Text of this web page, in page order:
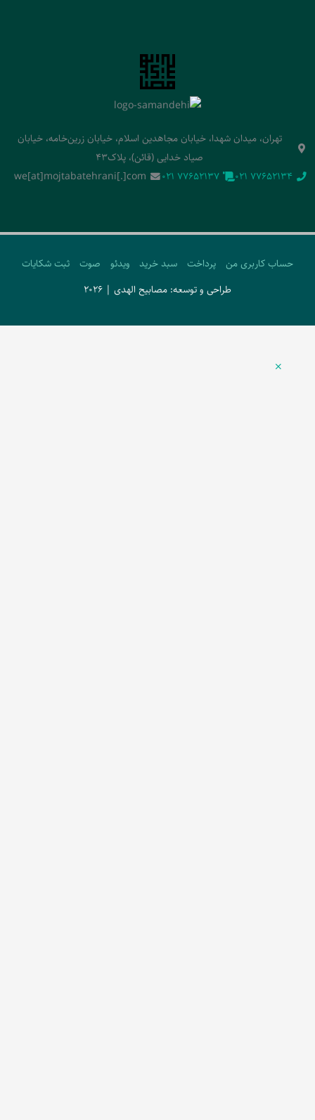
تهران، میدان شهدا، خیابان مجاهدین اسلام، خیابان زرین‌خامه، خیابان
صیاد خدایی (قائن)، پلاک43
‭021 77652134‬
‭021 77652137‬
we[at]mojtabatehrani[.]com
حساب کاربری من پرداخت سبد خرید ویدئو صوت
ثبت شکایات
طراحی و توسعه: مصابیح الهدی | 2026